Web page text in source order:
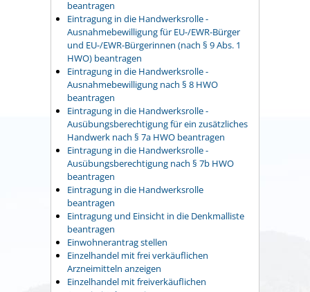
beantragen
Eintragung in die Handwerksrolle -
Ausnahmebewilligung für EU-/EWR-Bürger
und EU-/EWR-Bürgerinnen (nach § 9 Abs. 1
HWO) beantragen
Eintragung in die Handwerksrolle -
Ausnahmebewilligung nach § 8 HWO
beantragen
Eintragung in die Handwerksrolle -
Ausübungsberechtigung für ein zusätzliches
Handwerk nach § 7a HWO beantragen
Eintragung in die Handwerksrolle -
Ausübungsberechtigung nach § 7b HWO
beantragen
Eintragung in die Handwerksrolle
beantragen
Eintragung und Einsicht in die Denkmalliste
beantragen
Einwohnerantrag stellen
Einzelhandel mit frei verkäuflichen
Arzneimitteln anzeigen
Einzelhandel mit freiverkäuflichen